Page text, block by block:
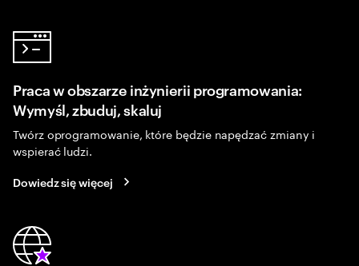
Praca w obszarze inżynierii programowania:
Wymyśl, zbuduj, skaluj
Twórz oprogramowanie, które będzie napędzać zmiany i
wspierać ludzi.
Dowiedz się więcej